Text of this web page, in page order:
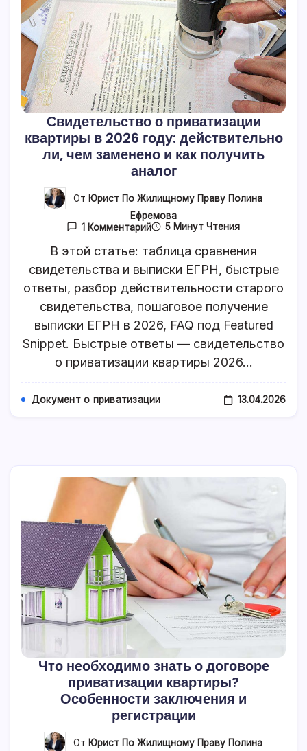
Свидетельство о приватизации
квартиры в 2026 году: действительно
ли, чем заменено и как получить
аналог
От Юрист По Жилищному Праву Полина
Ефремова
1 КомментарийК
Свидетельство
О
Приватизации
В
2026
Году:
Действительно
Ли,
Чем
Заменено
И
Аналог
5 Минут Чтения
В этой статье: таблица сравнения
свидетельства и выписки ЕГРН, быстрые
ответы, разбор действительности старого
свидетельства, пошаговое получение
выписки ЕГРН в 2026, FAQ под Featured
Snippet. Быстрые ответы — свидетельство
о приватизации квартиры 2026…
Документ о приватизации 13.04.2026
Что необходимо знать о договоре
приватизации квартиры?
Особенности заключения и
регистрации
От Юрист По Жилищному Праву Полина